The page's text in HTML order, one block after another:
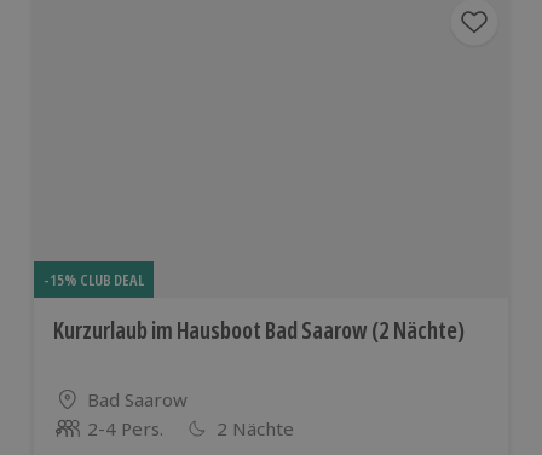
-15% CLUB DEAL
Kurzurlaub im Hausboot Bad Saarow (2 Nächte)
Standort
Bad Saarow
Anzahl der Teilnehmer
2-4 Pers. 2 Nächte